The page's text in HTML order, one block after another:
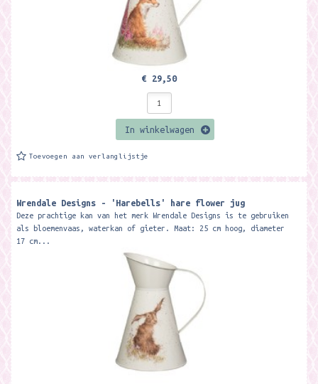
€ 29,50
In winkelwagen
Toevoegen aan verlanglijstje
Wrendale Designs - 'Harebells' hare flower jug
Deze prachtige kan van het merk Wrendale Designs is te gebruiken
als bloemenvaas, waterkan of gieter. Maat: 25 cm hoog, diameter
17 cm...